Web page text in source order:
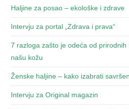
Haljine za posao – ekološke i zdrave
Intervju za portal „Zdrava i prava“
7 razloga zašto je odeća od
našu kožu
Ženske haljine – kako izabrati
Intervju za Original magazin